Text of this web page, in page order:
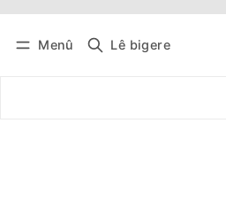
Menû Lê bigere
Têkevê Bûltena belaş bistîne